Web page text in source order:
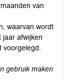
van
waarvan wordt
jaar afwijken
gebruik maken